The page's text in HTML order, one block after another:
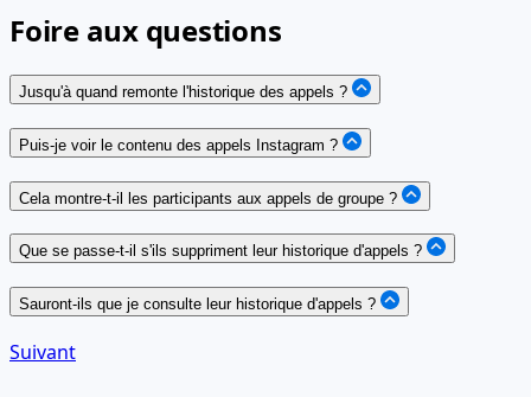
Foire aux questions
Jusqu'à quand remonte l'historique des appels ?
Puis-je voir le contenu des appels Instagram ?
Cela montre-t-il les participants aux appels de groupe ?
Que se passe-t-il s'ils suppriment leur historique d'appels ?
Sauront-ils que je consulte leur historique d'appels ?
Suivant